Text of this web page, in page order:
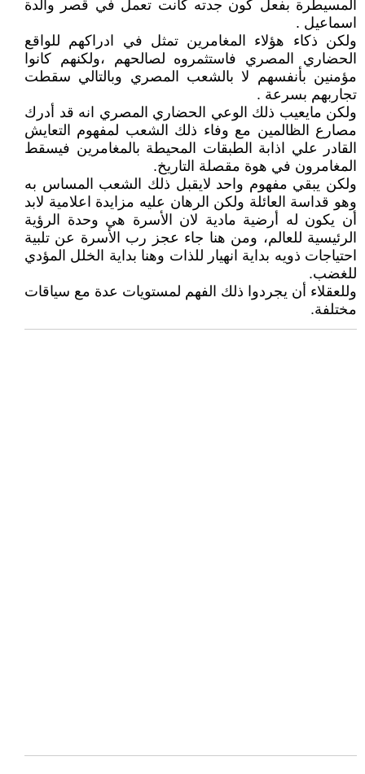
المسيطرة بفعل كون جدته كانت تعمل في قصر والدة
اسماعيل .
ولكن ذكاء هؤلاء المغامرين تمثل في ادراكهم للواقع
الحضاري المصري فاستثمروه لصالحهم ،ولكنهم كانوا
مؤمنين بأنفسهم لا بالشعب المصري وبالتالي سقطت
تجاربهم بسرعة .
ولكن مايعيب ذلك الوعي الحضاري المصري انه قد أدرك
مصارع الظالمين مع وفاء ذلك الشعب لمفهوم التعايش
القادر علي اذابة الطبقات المحيطة بالمغامرين فيسقط
المغامرون في هوة مقصلة التاريخ.
ولكن يبقي مفهوم واحد لايقبل ذلك الشعب المساس به
وهو قداسة العائلة ولكن الرهان عليه مزايدة اعلامية لابد
أن يكون له أرضية مادية لان الأسرة هي وحدة الرؤية
الرئيسية للعالم، ومن هنا جاء عجز رب الأسرة عن تلبية
احتياجات ذويه بداية انهيار للذات وهنا بداية الخلل المؤدي
للغضب.
وللعقلاء أن يجردوا ذلك الفهم لمستويات عدة مع سياقات
مختلفة.